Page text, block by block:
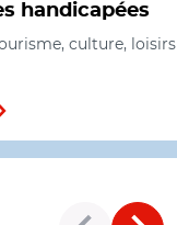
handicapées
culture, loisirs